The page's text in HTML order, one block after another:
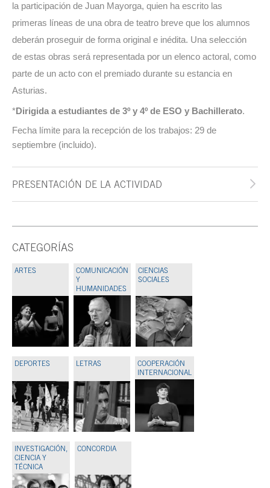
la participación de Juan Mayorga, quien ha escrito las
primeras líneas de una obra de teatro breve que los alumnos
deberán proseguir de forma original e inédita. Una selección
de estas obras será representada por un elenco actoral, como
parte de un acto con el premiado durante su estancia en
Asturias.
*Dirigida a estudiantes de 3º y 4º de ESO y Bachillerato.
Fecha límite para la recepción de los trabajos: 29 de
septiembre (incluido).
PRESENTACIÓN DE LA ACTIVIDAD
CATEGORÍAS
ARTES
COMUNICACIÓN
Y
HUMANIDADES
CIENCIAS
SOCIALES
DEPORTES LETRAS
COOPERACIÓN
INTERNACIONAL
INVESTIGACIÓN,
CIENCIA Y
TÉCNICA
CONCORDIA